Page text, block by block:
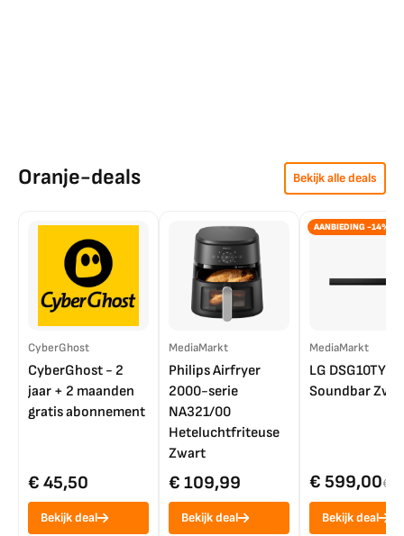
Oranje-deals Bekijk alle deals
CyberGhost
CyberGhost - 2
jaar + 2 maanden
gratis abonnement
€ 45,50
Bekijk deal
MediaMarkt
Philips Airfryer
2000-serie
NA321/00
Heteluchtfriteuse
Zwart
€ 109,99
Bekijk deal
AANBIEDING -14%
MediaMarkt
LG DSG10TY
Soundbar
€ 599,00€
Bekijk deal